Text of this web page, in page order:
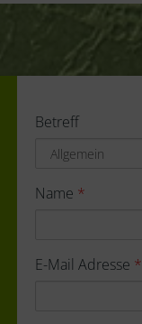
Betreff
Name *
E-Mail Adresse *